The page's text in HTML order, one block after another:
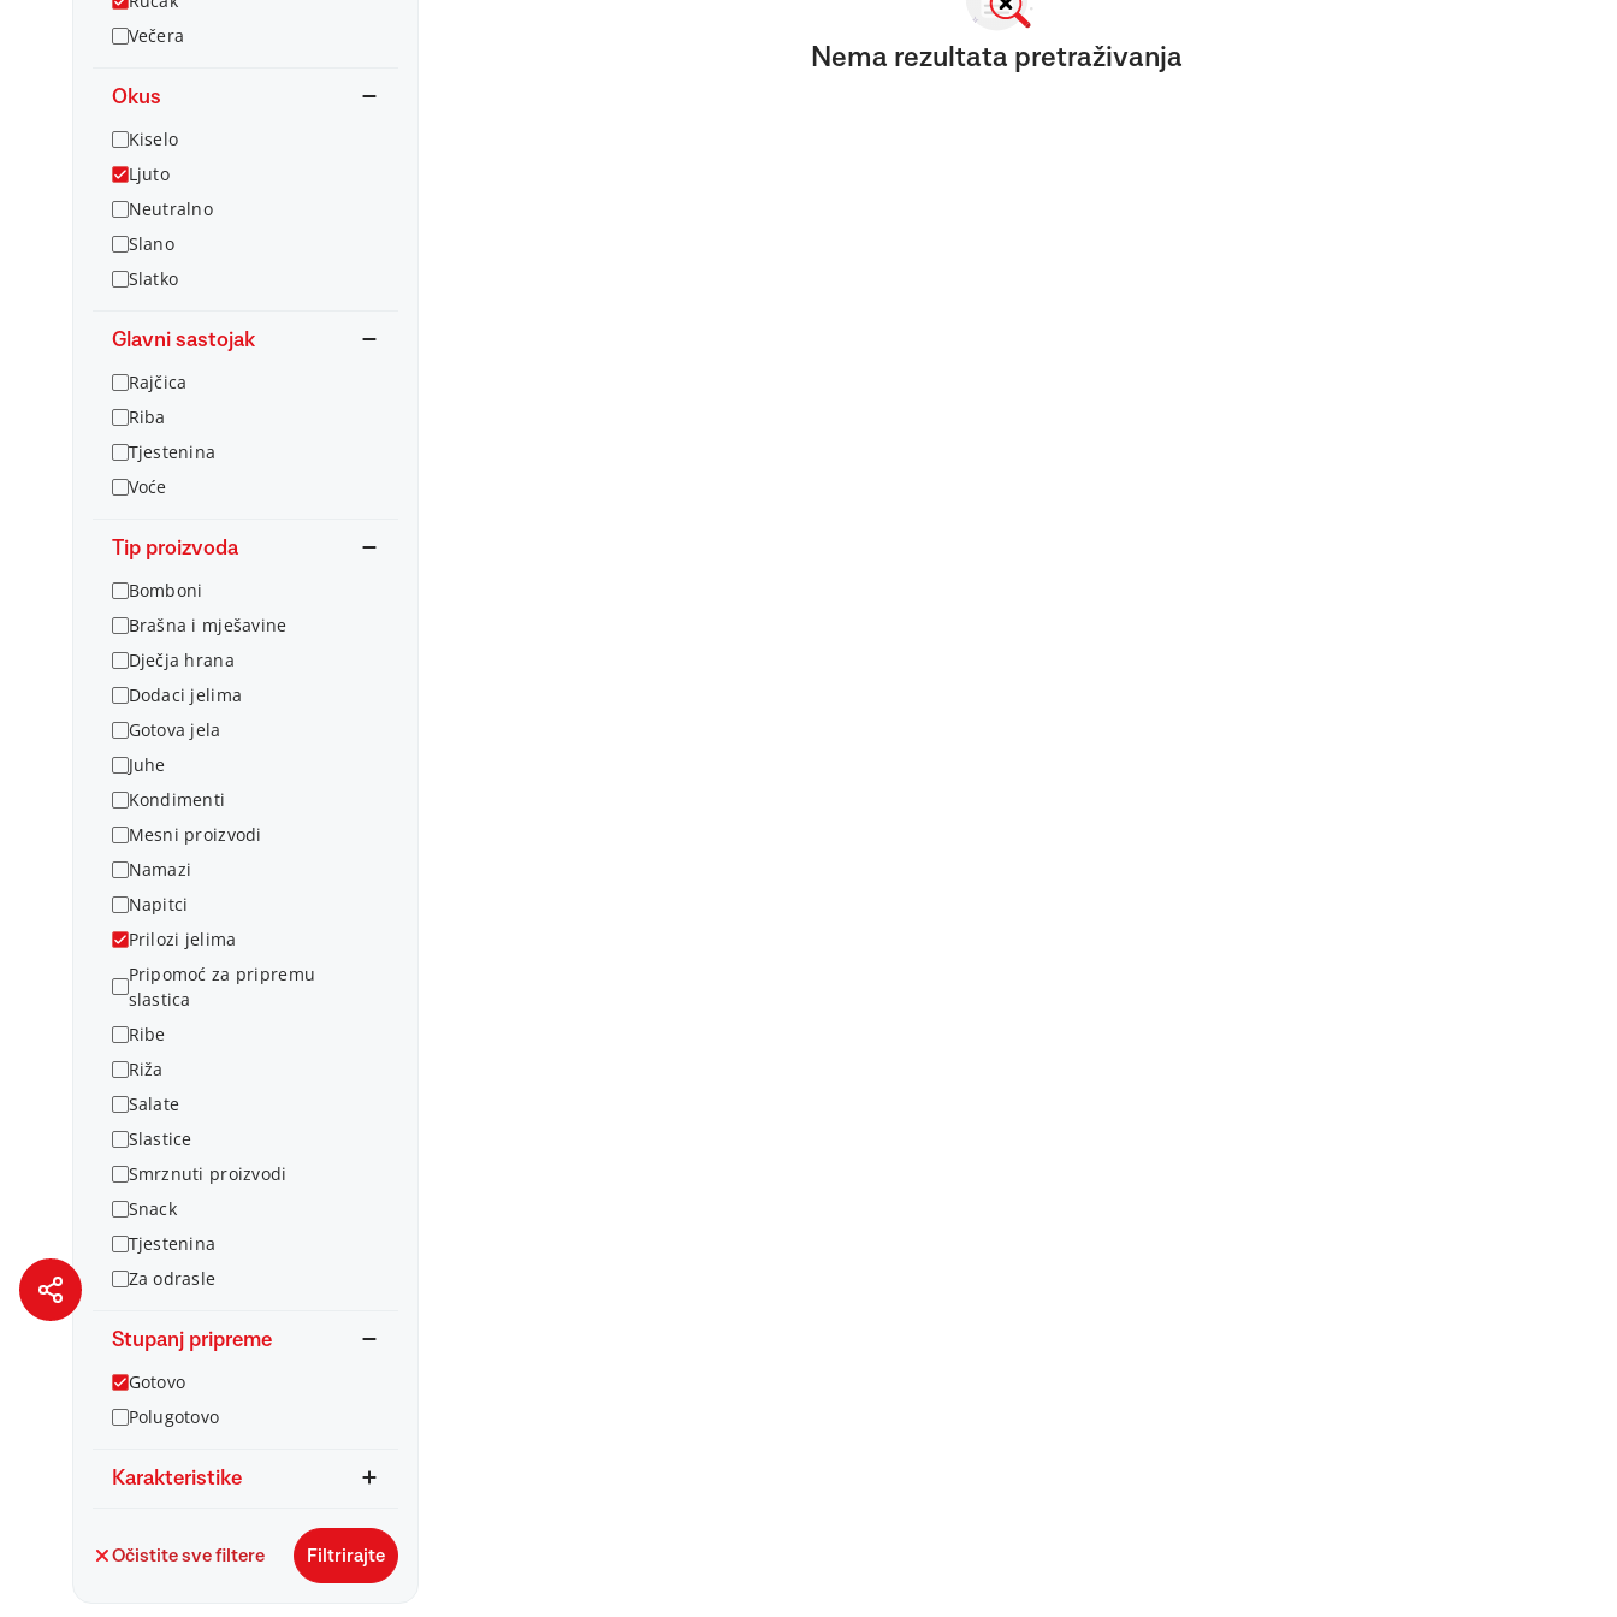
Večera
Okus
Kiselo
Ljuto
Neutralno
Slano
Slatko
Glavni sastojak
Rajčica
Riba
Tjestenina
Voće
Tip proizvoda
Bomboni
Brašna i mješavine
Dječja hrana
Dodaci jelima
Gotova jela
Juhe
Kondimenti
Mesni proizvodi
Namazi
Napitci
Prilozi jelima
Pripomoć za pripremu
slastica
Ribe
Riža
Salate
Slastice
Smrznuti proizvodi
Snack
Tjestenina
Za odrasle
Stupanj pripreme
Gotovo
Polugotovo
Karakteristike
Očistite sve filtere Filtrirajte
Nema rezultata pretraživanja